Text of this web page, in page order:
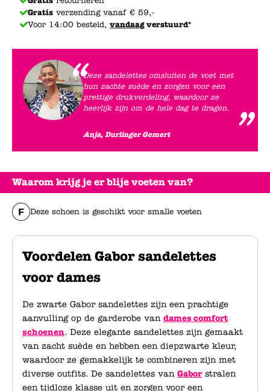
Waarom krijg je er blije voeten van?
Deze schoen is geschikt voor smalle voeten
Voordelen Gabor sandelettes
voor dames
De zwarte Gabor sandelettes zijn een prachtige
aanvulling op de garderobe van dames comfort
schoenen. Deze elegante sandelettes zijn gemaakt
van zacht suède en hebben een diepzwarte kleur,
waardoor ze gemakkelijk te combineren zijn met
diverse outfits. De sandelettes van Gaborstralen
een tijdloze klasse uit en zorgen voor een
Gratis verzending vanaf € 59,-
Voor 14:00 besteld, vandaagverstuurd*
Deze sandelettes omsluiten de voet met
hun zachte suède en zorgen voor een
prettige drukverdeling, waardoor ze
heerlijk zijn om de hele dag te dragen.
Anja, Durlinger Gemert